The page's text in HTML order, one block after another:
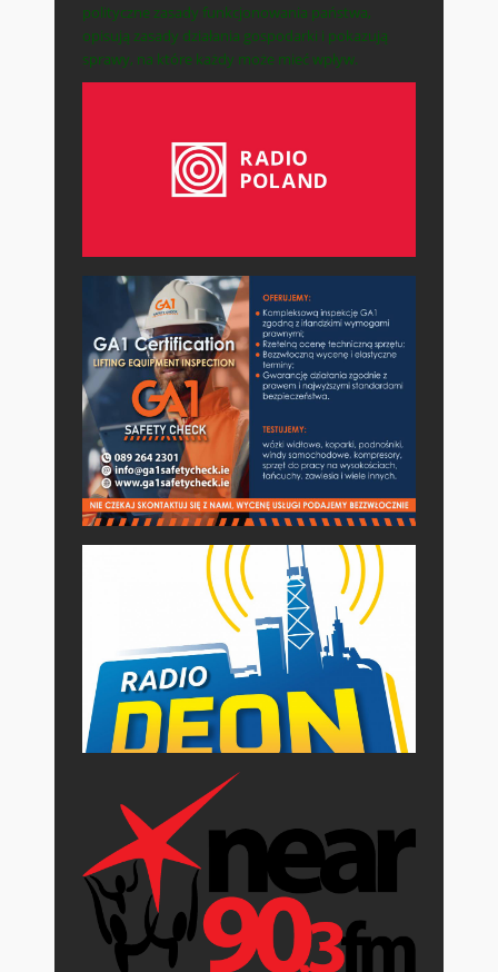
polityczne zasady funkcjonowania państwa,
opisują zasady działania gospodarki i pokazują
sprawy, na które każdy może mieć wpływ.